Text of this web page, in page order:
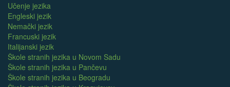
Učenje jezika
Engleski jezik
Nemački jezik
Francuski jezik
Italijanski jezik
Škole stranih jezika u Novom Sadu
Škole stranih jezika u Pančevu
Škole stranih jezika u Beogradu